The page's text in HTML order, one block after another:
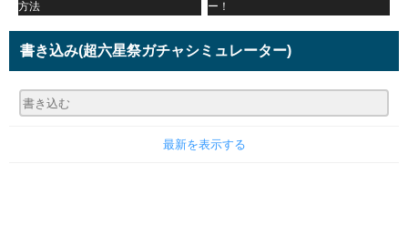
方法
ー！
書き込み(超六星祭ガチャシミュレーター)
最新を表示する